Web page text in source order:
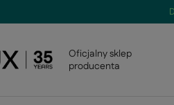
Oficjalny sklep
producenta